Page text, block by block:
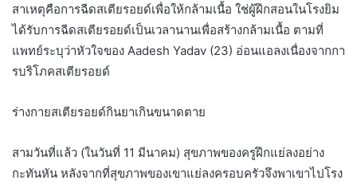
สาเหตุคือการฉีดสเตียรอยด์เพื่อให้กล้ามเนื้อ ใช่ผู้ฝึกสอนในโรงยิม
ได้รับการฉีดสเตียรอยด์เป็นเวลานานเพื่อสร้างกล้ามเนื้อ ตามที่
แพทย์ระบุว่าหัวใจของ Aadesh Yadav (23) อ่อนแอลงเนื่องจากกา
รบริโภคสเตียรอยด์
ร่างกายสเตียรอยด์กินยาเกินขนาดตาย
สามวันที่แล้ว (ในวันที่ 11 มีนาคม) สุขภาพของครูฝึกแย่ลงอย่าง
กะทันหัน หลังจากที่สุขภาพของเขาแย่ลงครอบครัวจึงพาเขาไปโรง